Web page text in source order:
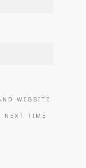
WEBSITE
NEXT TIME